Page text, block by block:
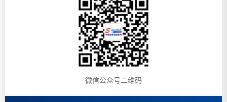
微信公众号二维码